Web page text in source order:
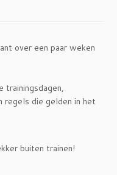
over een paar weken
trainingsdagen,
regels die gelden in het
buiten trainen!